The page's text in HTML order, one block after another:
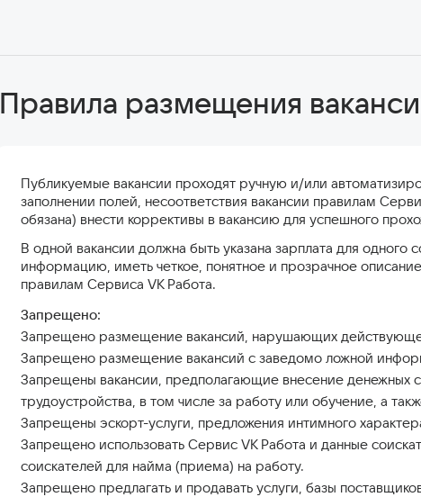
Правила размещения
Публикуемые вакансии проходят ручную и/или
заполнении полей, несоответствия вакансии правилам
обязана) внести коррективы в вакансию для успешного
В одной вакансии должна быть указана зарплата для
информацию, иметь четкое, понятное и прозрачное
правилам Сервиса VK Работа.
Запрещено:
Запрещено размещение вакансий, нарушающих
Запрещено размещение вакансий с заведомо ложной
Запрещены вакансии, предполагающие внесение денежных
трудоустройства, в том числе за работу или обучение, а
Запрещены эскорт-услуги, предложения интимного
Запрещено использовать Сервис VK Работа и данные
соискателей для найма (приема) на работу.
Запрещено предлагать и продавать услуги, базы